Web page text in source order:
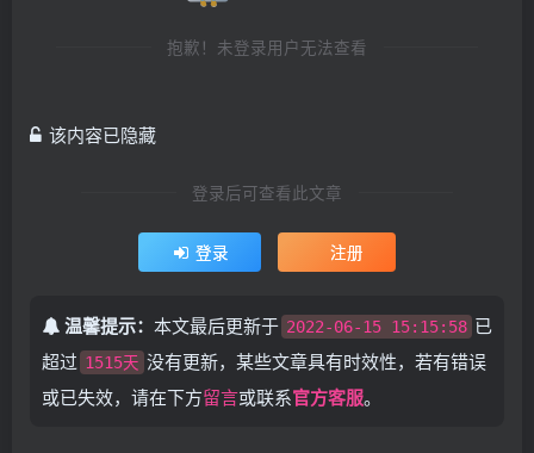
抱歉！未登录用户无法查看
该内容已隐藏
登录后可查看此文章
登录 注册
温馨提示： 本文最后更新于 2022-06-15 15:15:58 已
超过 1515天 没有更新，某些文章具有时效性，若有错误
或已失效，请在下方留言或联系官方客服。